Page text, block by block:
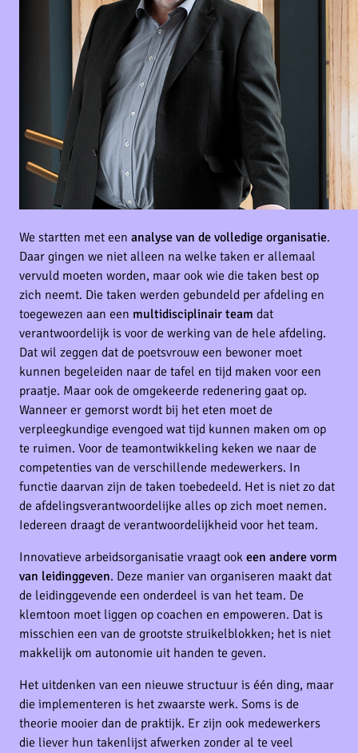
We startten met een analyse van de volledige organisatie.
Daar gingen we niet alleen na welke taken er allemaal
vervuld moeten worden, maar ook wie die taken best op
zich neemt. Die taken werden gebundeld per afdeling en
toegewezen aan een multidisciplinair team dat
verantwoordelijk is voor de werking van de hele afdeling.
Dat wil zeggen dat de poetsvrouw een bewoner moet
kunnen begeleiden naar de tafel en tijd maken voor een
praatje. Maar ook de omgekeerde redenering gaat op.
Wanneer er gemorst wordt bij het eten moet de
verpleegkundige evengoed wat tijd kunnen maken om op
te ruimen. Voor de teamontwikkeling keken we naar de
competenties van de verschillende medewerkers. In
functie daarvan zijn de taken toebedeeld. Het is niet zo dat
de afdelingsverantwoordelijke alles op zich moet nemen.
Iedereen draagt de verantwoordelijkheid voor het team.
Innovatieve arbeidsorganisatie vraagt ook een andere vorm
van leidinggeven. Deze manier van organiseren maakt dat
de leidinggevende een onderdeel is van het team. De
klemtoon moet liggen op coachen en empoweren. Dat is
misschien een van de grootste struikelblokken; het is niet
makkelijk om autonomie uit handen te geven.
Het uitdenken van een nieuwe structuur is één ding, maar
die implementeren is het zwaarste werk. Soms is de
theorie mooier dan de praktijk. Er zijn ook medewerkers
die liever hun takenlijst afwerken zonder al te veel